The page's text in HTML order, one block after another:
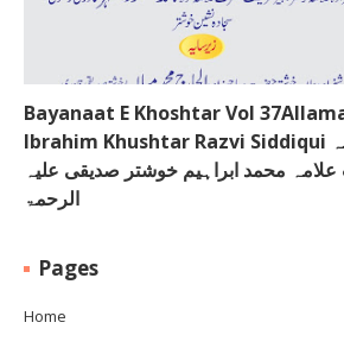
Bayanaat E Khoshtar Vol
Ibrahim Khushtar Razvi Siddiqui بیانات خوشتر حصہ
محمد ابراہیم خوشتر صدیقی علیہ
الرحمۃ
Pages
Home